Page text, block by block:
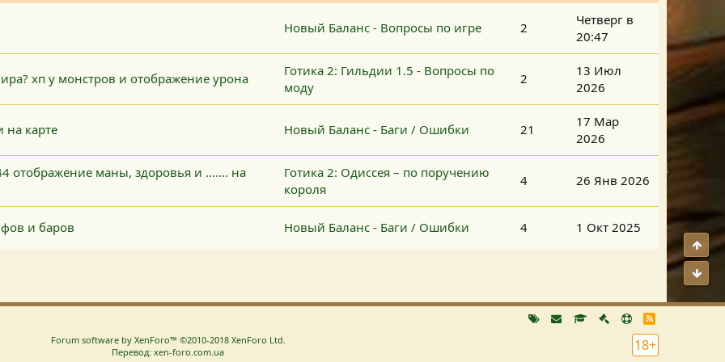
Новый Баланс - Вопросы по игре 2
Четверг в
20:47
хп у монстров и отображение урона
Готика 2: Гильдии 1.5 - Вопросы по
моду
2
13 Июл
2026
на карте Новый Баланс - Баги / Ошибки 21
17 Мар
2026
отображение маны, здоровья и ....... на
Готика 2: Одиссея – по поручению
короля
4 26 Янв 2026
и баров Новый Баланс - Баги / Ошибки 4 1 Окт 2025
R
S
18+
Forum software by XenForo™ ©2010-2018 XenForo Ltd.
Перевод: xen-foro.com.ua